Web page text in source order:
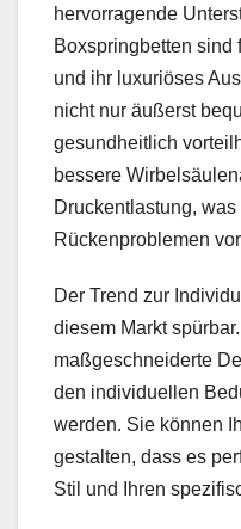
hervorragende
Boxspringbetten sind
und ihr luxuriöses
nicht nur äußerst
gesundheitlich
bessere
Druckentlastung,
Rückenproblemen
Der Trend zur
diesem Markt
maßgeschneiderte
den individuellen
werden. Sie können
gestalten, dass es
Stil und Ihren